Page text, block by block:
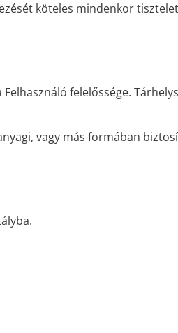
köteles mindenkor
felelőssége.
vagy más formában